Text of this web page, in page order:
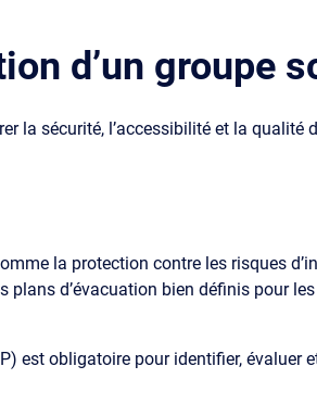
d’un groupe
la sécurité, l’accessibilité et la qualité
la protection contre les risques
plans d’évacuation bien définis pour les
est obligatoire pour identifier, évaluer